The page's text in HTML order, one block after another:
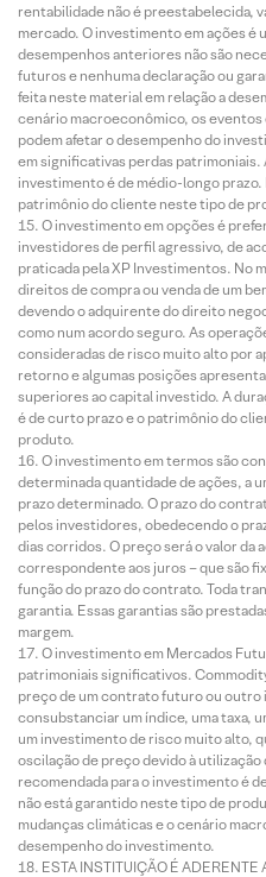
rentabilidade não é preestabelecida,
mercado. O investimento em ações é
desempenhos anteriores não são
futuros e nenhuma declaração ou
feita neste material em relação a
cenário macroeconômico, os
podem afetar o desempenho do
em significativas perdas patrimoniais.
investimento é de médio-longo prazo.
patrimônio do cliente neste tipo de
O investimento em opções é
investidores de perfil agressivo, de
praticada pela XP Investimentos. No
direitos de compra ou venda de um
devendo o adquirente do direito
como num acordo seguro. As
consideradas de risco muito alto por
retorno e algumas posições
superiores ao capital investido. A
é de curto prazo e o patrimônio do
produto.
O investimento em termos são
determinada quantidade de ações, a
prazo determinado. O prazo do
pelos investidores, obedecendo o
dias corridos. O preço será o valor da
correspondente aos juros – que são
função do prazo do contrato. Toda
garantia. Essas garantias são
margem.
O investimento em Mercados
patrimoniais significativos.
preço de um contrato futuro ou
consubstanciar um índice, uma taxa,
um investimento de risco muito alto,
oscilação de preço devido à
recomendada para o investimento é
não está garantido neste tipo de
mudanças climáticas e o cenário
desempenho do investimento.
ESTA INSTITUIÇÃO É ADERENTE